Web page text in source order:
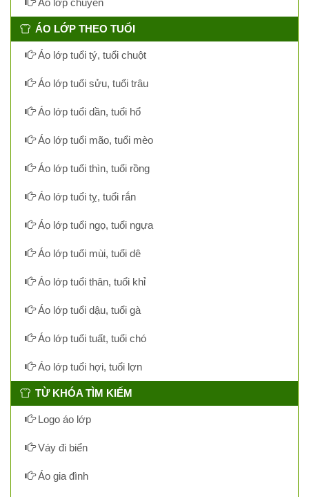
Áo lớp chuyên
ÁO LỚP THEO TUỔI
Áo lớp tuổi tý, tuổi chuột
Áo lớp tuổi sửu, tuổi trâu
Áo lớp tuổi dần, tuổi hổ
Áo lớp tuổi mão, tuổi mèo
Áo lớp tuổi thìn, tuổi rồng
Áo lớp tuổi tỵ, tuổi rắn
Áo lớp tuổi ngọ, tuổi ngựa
Áo lớp tuổi mùi, tuổi dê
Áo lớp tuổi thân, tuổi khỉ
Áo lớp tuổi dậu, tuổi gà
Áo lớp tuổi tuất, tuổi chó
Áo lớp tuổi hợi, tuổi lợn
TỪ KHÓA TÌM KIẾM
Logo áo lớp
Váy đi biển
Áo gia đình